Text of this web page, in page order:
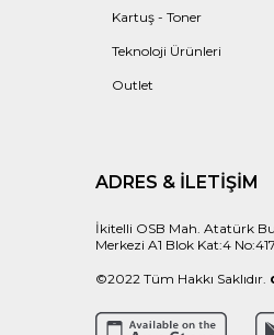
Kartuş - Toner
Teknoloji Ürünleri
Outlet
ADRES & İLETIŞIM
İkitelli OSB Mah. Atatürk
Merkezi A1 Blok Kat:4 No:417
©2022 Tüm Hakkı Saklıdır.